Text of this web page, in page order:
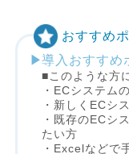
おすすめ
導入おすすめ
■このような方
・ECシステム
・新しくECシ
・既存のECシ
たい方
・Excelなどで